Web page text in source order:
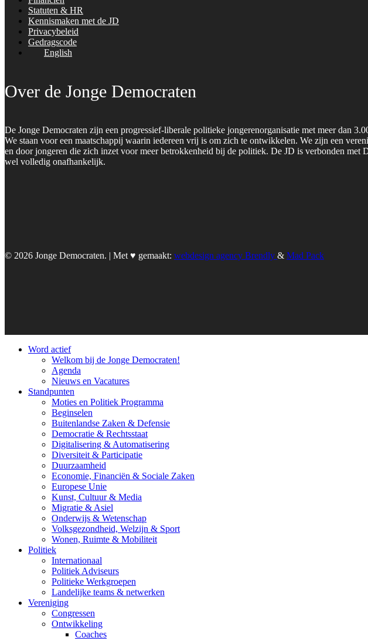
Statuten & HR
Kennismaken met de JD
Privacybeleid
Gedragscode
English
Over de Jonge Democraten
De Jonge Democraten zijn een progressief-liberale politieke jongerenorganisatie met meer dan
We staan voor een maatschappij waarin iedereen vrij is om zich te ontwikkelen. We zijn een
en door jongeren die zich inzet voor meer betrokkenheid bij de politiek. De JD is verbonden met
wel volledig onafhankelijk.
© 2026 Jonge Democraten. | Met ♥︎ gemaakt: webdesign agency Brendly & Mad Pack
Word actief
Welkom bij de Jonge Democraten!
Agenda
Nieuws en Vacatures
Standpunten
Moties en Politiek Programma
Beginselen
Buitenlandse Zaken & Defensie
Democratie & Rechtsstaat
Digitalisering & Automatisering
Diversiteit & Participatie
Duurzaamheid
Economie, Financiën & Sociale Zaken
Europese Unie
Kunst, Cultuur & Media
Migratie & Asiel
Onderwijs & Wetenschap
Volksgezondheid, Welzijn & Sport
Wonen, Ruimte & Mobiliteit
Politiek
Internationaal
Politiek Adviseurs
Politieke Werkgroepen
Landelijke teams & netwerken
Vereniging
Congressen
Ontwikkeling
Coaches